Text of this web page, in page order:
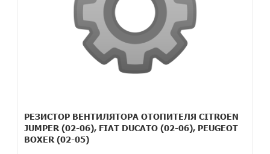
РЕЗИСТОР ВЕНТИЛЯТОРА ОТОПИТЕЛЯ CITROEN
JUMPER (02-06), FIAT DUCATO (02-06), PEUGEOT
BOXER (02-05)